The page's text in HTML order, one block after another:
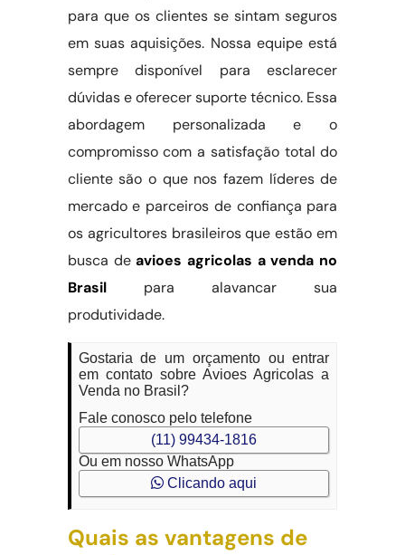
para que os clientes se sintam seguros
em suas aquisições. Nossa equipe está
sempre disponível para esclarecer
dúvidas e oferecer suporte técnico. Essa
abordagem personalizada e o
compromisso com a satisfação total do
cliente são o que nos fazem líderes de
mercado e parceiros de confiança para
os agricultores brasileiros que estão em
busca deavioes agricolas a venda no
Brasilpara alavancar sua
produtividade.
Gostaria de um orçamento ou entrar
em contato sobre Avioes Agricolas a
Venda no Brasil?
Fale conosco pelo telefone
(11) 99434-1816
Ou em nosso WhatsApp
Clicando aqui
Quais as vantagens de